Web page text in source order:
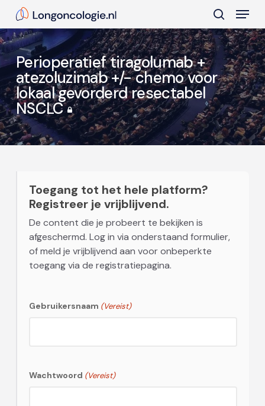
main
content
search
Menu
Perioperatief tiragolumab +
atezoluzimab +/- chemo voor
lokaal gevorderd resectabel
NSCLC
Toegang tot het hele platform?
Registreer je vrijblijvend.
De content die je probeert te bekijken is
afgeschermd. Log in via onderstaand formulier,
of meld je vrijblijvend aan voor onbeperkte
toegang via de registratiepagina.
Gebruikersnaam (Vereist)
Wachtwoord (Vereist)
Close
Menu